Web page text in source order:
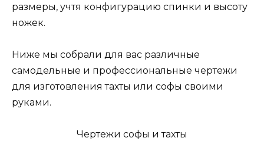
размеры, учтя конфигурацию спинки и высоту
ножек.
Ниже мы собрали для вас различные
самодельные и профессиональные чертежи
для изготовления тахты или софы своими
руками.
Чертежи софы и тахты